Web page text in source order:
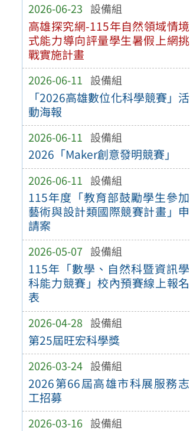
2026-06-23 設備組
高雄探究網-115年自然領域情境
式能力導向評量學生暑假上網挑
戰實施計畫
2026-06-11 設備組
「2026高雄數位化科學競賽」活
動海報
2026-06-11 設備組
2026「Maker創意發明競賽」
2026-06-11 設備組
115年度「教育部鼓勵學生參加
藝術與設計類國際競賽計畫」申
請案
2026-05-07 設備組
115年「數學、自然科暨資訊學
科能力競賽」校內預賽線上報名
表
2026-04-28 設備組
第25屆旺宏科學獎
2026-03-24 設備組
2026第66屆高雄市科展服務志
工招募
2026-03-16 設備組